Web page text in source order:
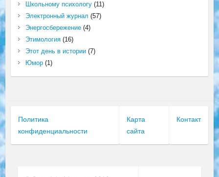
Школьному психологу(11)
Электронный журнал (57)
Энергосбережение(4)
Этимология(16)
Этот день в истории(7)
Юмор(1)
Политика
конфиденциальности
Карта
сайта
Контакт